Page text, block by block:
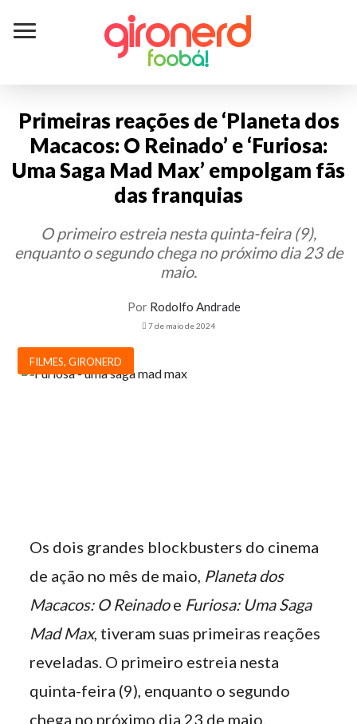
GiroNerd
foobá!
Primeiras reações de ‘Planeta dos
Macacos: O Reinado’ e ‘Furiosa:
Uma Saga Mad Max’ empolgam fãs
das franquias
O primeiro estreia nesta quinta-feira (9),
enquanto o segundo chega no próximo dia 23 de
maio.
Por Rodolfo Andrade
7 de maio de 2024
FILMES,GIRONERD
Os dois grandes blockbusters do cinema
de ação no mês de maio, Planeta dos
Macacos: O Reinadoe Furiosa: Uma Saga
Mad Max, tiveram suas primeiras reações
reveladas. O primeiro estreia nesta
quinta-feira (9), enquanto o segundo
chega no próximo dia 23 de maio.